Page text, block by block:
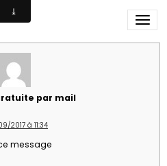
par mail
2017 à 11:34
message